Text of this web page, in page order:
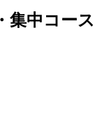
集中コース